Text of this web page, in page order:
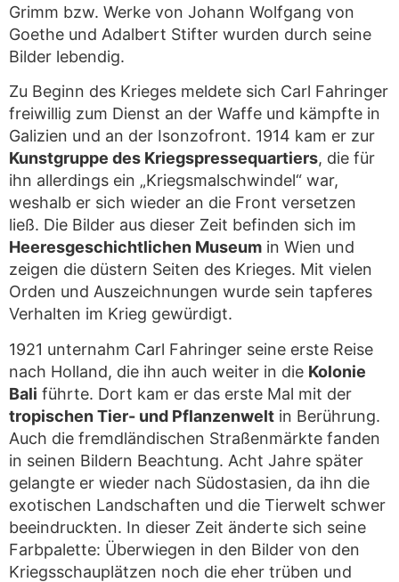
Grimm bzw. Werke von Johann Wolfgang von
Goethe und Adalbert Stifter wurden durch seine
Bilder lebendig.
Zu Beginn des Krieges meldete sich Carl Fahringer
freiwillig zum Dienst an der Waffe und kämpfte in
Galizien und an der Isonzofront. 1914 kam er zur
Kunstgruppe des Kriegspressequartiers, die für
ihn allerdings ein „Kriegsmalschwindel“ war,
weshalb er sich wieder an die Front versetzen
ließ. Die Bilder aus dieser Zeit befinden sich im
Heeresgeschichtlichen Museum in Wien und
zeigen die düstern Seiten des Krieges. Mit vielen
Orden und Auszeichnungen wurde sein tapferes
Verhalten im Krieg gewürdigt.
1921 unternahm Carl Fahringer seine erste Reise
nach Holland, die ihn auch weiter in die Kolonie
Bali führte. Dort kam er das erste Mal mit der
tropischen Tier- und Pflanzenwelt in Berührung.
Auch die fremdländischen Straßenmärkte fanden
in seinen Bildern Beachtung. Acht Jahre später
gelangte er wieder nach Südostasien, da ihn die
exotischen Landschaften und die Tierwelt schwer
beeindruckten. In dieser Zeit änderte sich seine
Farbpalette: Überwiegen in den Bilder von den
Kriegsschauplätzen noch die eher trüben und